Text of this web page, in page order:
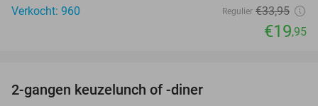
Verkocht: 960
Regulier €33,95
€19,95
2-gangen keuzelunch of -diner